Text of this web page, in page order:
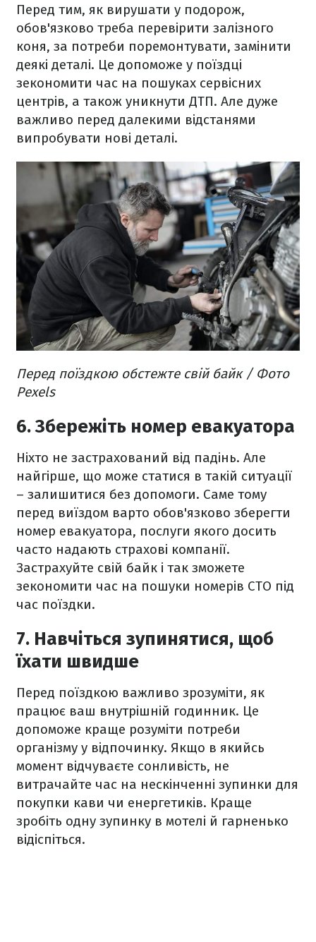
Перед тим, як вирушати у подорож,
обов'язково треба перевірити залізного
коня, за потреби поремонтувати, замінити
деякі деталі. Це допоможе у поїздці
зекономити час на пошуках сервісних
центрів, а також уникнути ДТП. Але дуже
важливо перед далекими відстанями
випробувати нові деталі.
Перед поїздкою обстежте свій байк / Фото
Pexels
6. Збережіть номер евакуатора
Ніхто не застрахований від падінь. Але
найгірше, що може статися в такій ситуації
– залишитися без допомоги. Саме тому
перед виїздом варто обов'язково зберегти
номер евакуатора, послуги якого досить
часто надають страхові компанії.
Застрахуйте свій байк і так зможете
зекономити час на пошуки номерів СТО під
час поїздки.
7. Навчіться зупинятися, щоб
їхати швидше
Перед поїздкою важливо зрозуміти, як
працює ваш внутрішній годинник. Це
допоможе краще розуміти потреби
організму у відпочинку. Якщо в якийсь
момент відчуваєте сонливість, не
витрачайте час на нескінченні зупинки для
покупки кави чи енергетиків. Краще
зробіть одну зупинку в мотелі й гарненько
відіспіться.